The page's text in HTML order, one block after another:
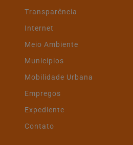
Transparência
Internet
Meio Ambiente
Municípios
Mobilidade Urbana
Empregos
Expediente
Contato